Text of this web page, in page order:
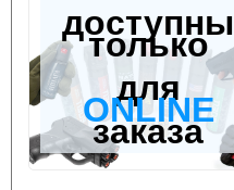
доступны
только
для
ONLINE
заказа